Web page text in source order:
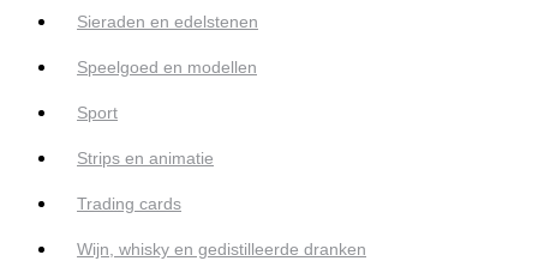
Sieraden en edelstenen
Speelgoed en modellen
Sport
Strips en animatie
Trading cards
Wijn, whisky en gedistilleerde dranken